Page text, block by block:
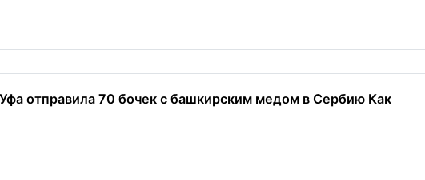
отправила 70 бочек с башкирским медом в Сербию Как